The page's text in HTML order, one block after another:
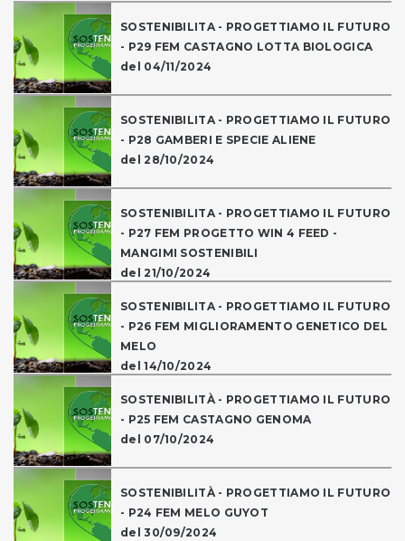
SOSTENIBILITA - PROGETTIAMO IL FUTURO
- P29 FEM CASTAGNO LOTTA BIOLOGICA
del 04/11/2024
SOSTENIBILITA - PROGETTIAMO IL FUTURO
- P28 GAMBERI E SPECIE ALIENE
del 28/10/2024
SOSTENIBILITA - PROGETTIAMO IL FUTURO
- P27 FEM PROGETTO WIN 4 FEED -
MANGIMI SOSTENIBILI
del 21/10/2024
SOSTENIBILITA - PROGETTIAMO IL FUTURO
- P26 FEM MIGLIORAMENTO GENETICO DEL
MELO
del 14/10/2024
SOSTENIBILITÀ - PROGETTIAMO IL FUTURO
- P25 FEM CASTAGNO GENOMA
del 07/10/2024
SOSTENIBILITÀ - PROGETTIAMO IL FUTURO
- P24 FEM MELO GUYOT
del 30/09/2024